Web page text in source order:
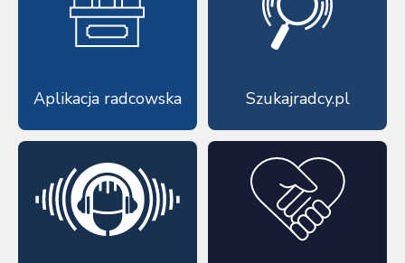
Aplikacja radcowska Szukajradcy.pl